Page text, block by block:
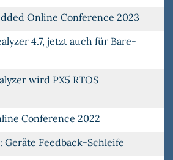
Online Conference 2023
4.7, jetzt auch für Bare-
wird PX5 RTOS
Conference 2022
Geräte Feedback-Schleife